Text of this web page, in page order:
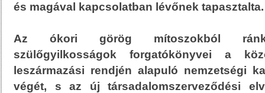
és magával kapcsolatban lévőnek tapasztalta.
Az ókori görög mítoszokból ránk
szülőgyilkosságok forgatókönyvei a
leszármazási rendjén alapuló nemzetségi
végét, s az új társadalomszerveződési